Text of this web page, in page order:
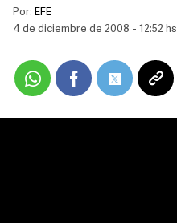
Por: EFE
4 de diciembre de 2008 - 12:52 hs